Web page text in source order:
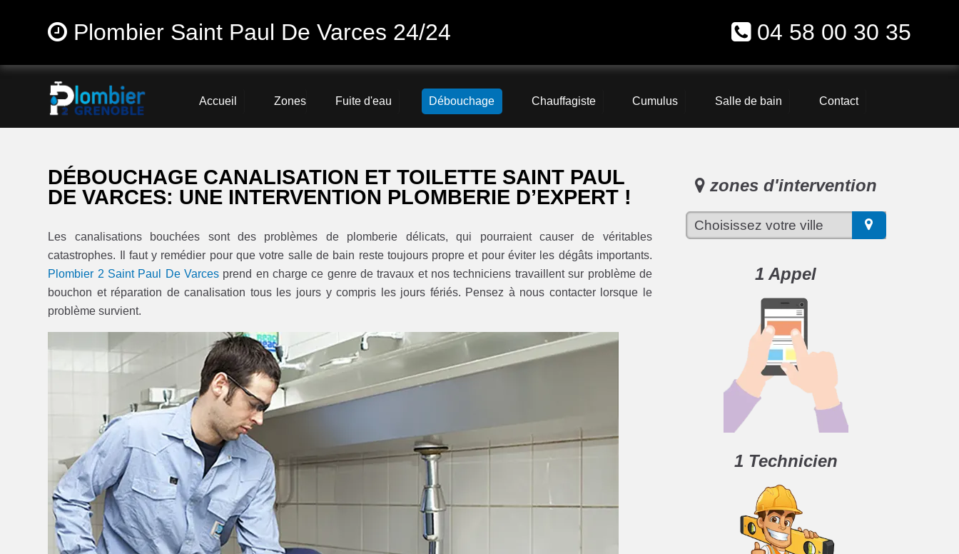
Plombier Saint Paul De Varces 24/24 04 58 00 30 35
Accueil Zones Fuite d'eau Débouchage Chauffagiste Cumulus Salle de bain Contact
DÉBOUCHAGE CANALISATION ET TOILETTE SAINT PAUL
DE VARCES: UNE INTERVENTION PLOMBERIE D’EXPERT !
Les canalisations bouchées sont des problèmes de plomberie délicats, qui pourraient causer de véritables
catastrophes. Il faut y remédier pour que votre salle de bain reste toujours propre et pour éviter les dégâts importants.
Plombier 2 Saint Paul De Varcesprend en charge ce genre de travaux et nos techniciens travaillent sur problème de
bouchon et réparation de canalisation tous les jours y compris les jours fériés. Pensez à nous contacter lorsque le
problème survient.
zones d'intervention
1 Appel
1 Technicien